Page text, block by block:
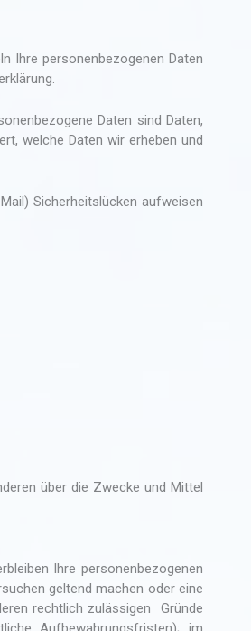
Ihre personenbezogenen Daten
Daten sind Daten,
welche Daten wir erheben und
Sicherheitslücken aufweisen
über die Zwecke und Mittel
Ihre personenbezogenen
geltend machen oder eine
rechtlich zulässigen Gründe